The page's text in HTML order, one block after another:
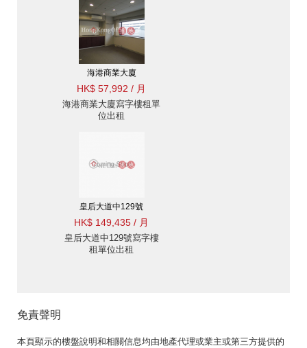
海港商業大廈
HK$ 57,992 / 月
海港商業大廈寫字樓租單
位出租
皇后大道中129號
HK$ 149,435 / 月
皇后大道中129號寫字樓
租單位出租
免責聲明
本頁顯示的樓盤說明和相關信息均由地產代理或業主或第三方提供的